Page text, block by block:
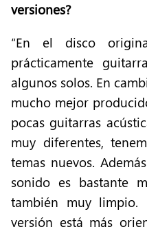
versiones?
“En el disco
prácticamente
algunos solos. En
mucho mejor
pocas guitarras
muy diferentes,
temas nuevos.
sonido es bastante
también muy limpio.
versión está más